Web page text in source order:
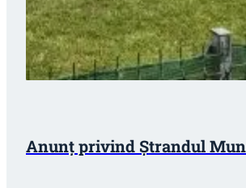
Anunț privind Ștrandul